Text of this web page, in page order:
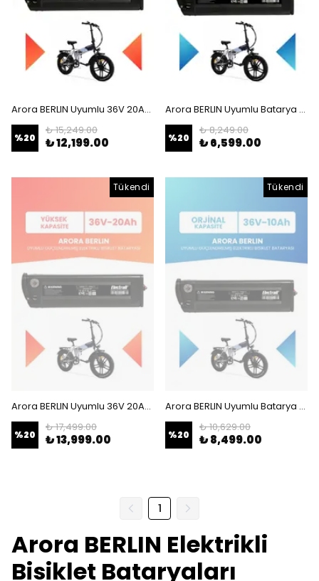
Arora BERLIN Uyumlu 36V 20Ah (Yüksek Kapasite) Güçlendirilmiş Elektrikli Bisiklet Batarya Tamir, Revizyon ve Pil Yenileme
%20
₺ 15,249.00
₺ 12,199.00
Arora BERLIN Uyumlu Batarya (Standart Kapasite) 36V 10Ah Güçlendirilmiş Elektrikli Bisiklet Batarya Tamir, Revizyon ve Pil Yenileme
%20
₺ 8,249.00
₺ 6,599.00
Tükendi
Arora BERLIN Uyumlu 36V 20Ah (Yüksek Kapasite) Güçlendirilmiş Elektrikli Bisiklet Bataryası
%20
₺ 17,499.00
₺ 13,999.00
Tükendi
Arora BERLIN Uyumlu Batarya (Standart Kapasite) 36V 10Ah Güçlendirilmiş Elektrikli Bisiklet Bataryası
%20
₺ 10,629.00
₺ 8,499.00
1
Arora BERLIN Elektrikli
Bisiklet Bataryaları